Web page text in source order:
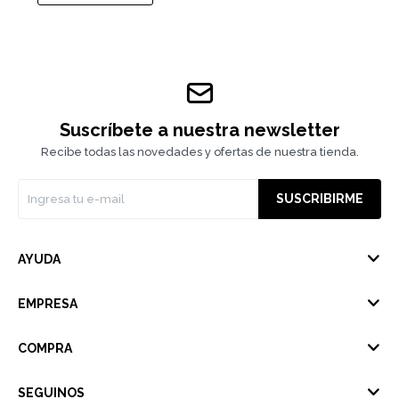
Suscríbete a nuestra newsletter
Recibe todas las novedades y ofertas de nuestra tienda.
SUSCRIBIRME
AYUDA
EMPRESA
COMPRA
SEGUINOS